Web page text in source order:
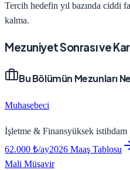
Tercih hedefin yıl bazında ciddi
kalma.
Mezuniyet Sonrası ve
Bu Bölümün Mezunları
Muhasebeci
İşletme & Finansyüksek istihdam
62.000 ₺/ay2026 Maaş Tablosu
Mali Müşavir